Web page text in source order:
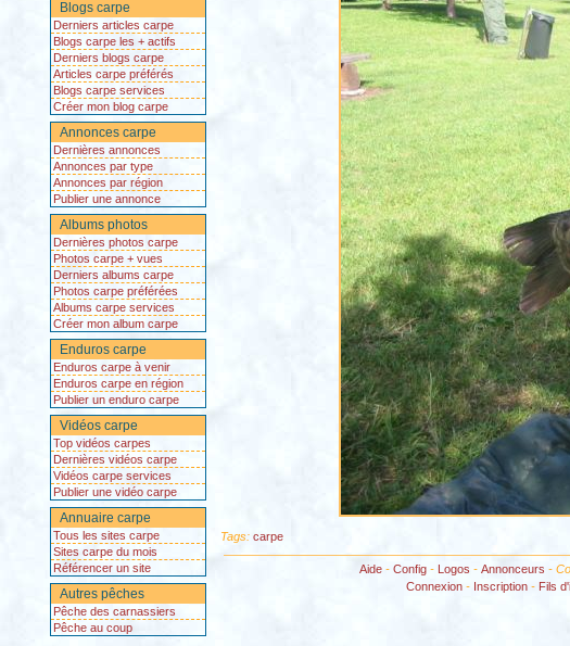
Blogs carpe
Derniers articles carpe
Blogs carpe les + actifs
Derniers blogs carpe
Articles carpe préférés
Blogs carpe services
Créer mon blog carpe
Annonces carpe
Dernières annonces
Annonces par type
Annonces par région
Publier une annonce
Albums photos
Dernières photos carpe
Photos carpe + vues
Derniers albums carpe
Photos carpe préférées
Albums carpe services
Créer mon album carpe
Enduros carpe
Enduros carpe à venir
Enduros carpe en région
Publier un enduro carpe
Vidéos carpe
Top vidéos carpes
Dernières vidéos carpe
Vidéos carpe services
Publier une vidéo carpe
Annuaire carpe
Tous les sites carpe
Sites carpe du mois
Référencer un site
Autres pêches
Pêche des carnassiers
Pêche au coup
Tags: carpe
Aide- Config- Logos - Annonceurs -
Connexion - Inscription - Fils